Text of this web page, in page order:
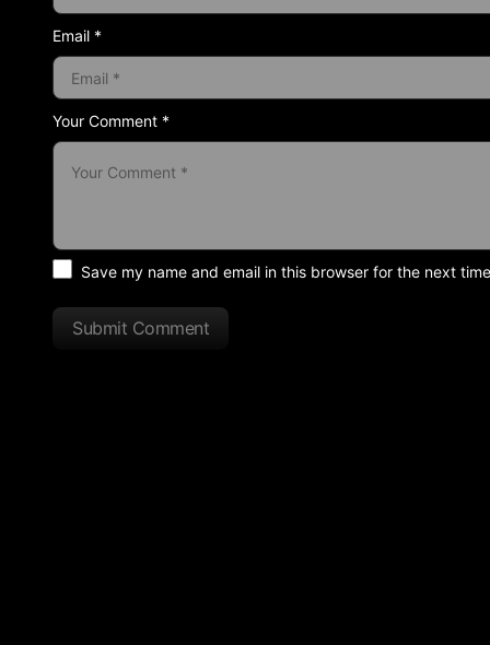
Your Comment *
Email *
Save my name and email in this browser for the next
Submit Comment